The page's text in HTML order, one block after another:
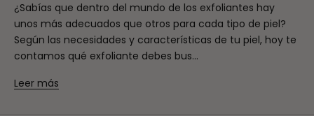
¿Sabías que dentro del mundo de los exfoliantes hay
unos más adecuados que otros para cada tipo de piel?
Según las necesidades y características de tu piel, hoy te
contamos qué exfoliante debes bus...
Leer más